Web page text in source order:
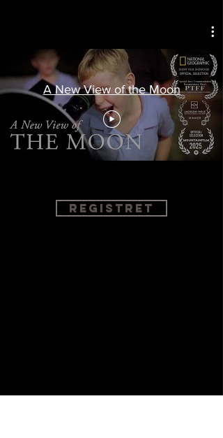
A New View of the Moon
registret